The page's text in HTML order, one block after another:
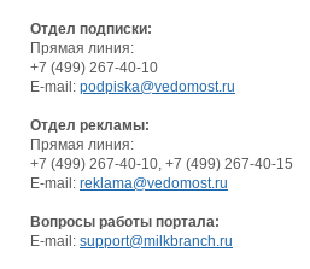
Отдел подписки:
Прямая линия:
+7 (499) 267-40-10
E-mail: podpiska@vedomost.ru
Отдел рекламы:
Прямая линия:
+7 (499) 267-40-10, +7 (499) 267-40-15
E-mail: reklama@vedomost.ru
Вопросы работы портала:
E-mail: support@milkbranch.ru